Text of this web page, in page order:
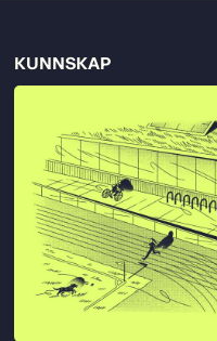
KUNNSKAP